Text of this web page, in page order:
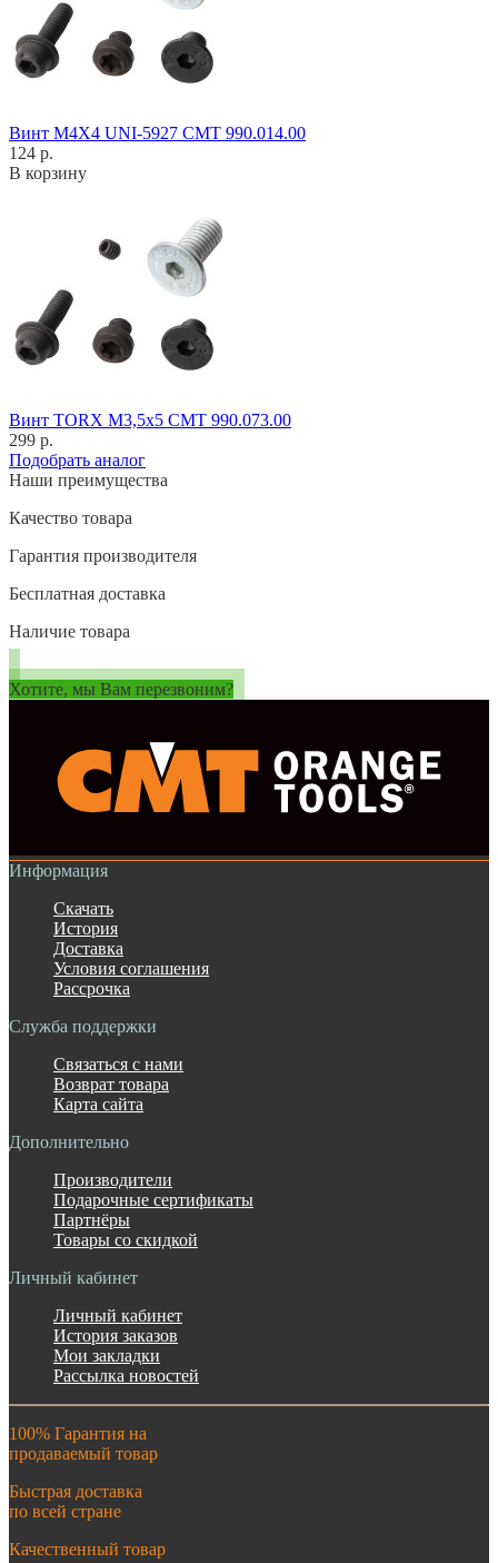
Винт M4X4 UNI-5927 CMT 990.014.00
124 р.
В корзину
Винт TORX M3,5x5 CMT 990.073.00
299 р.
Подобрать аналог
Наши преимущества
Качество товара
Гарантия производителя
Бесплатная доставка
Наличие товара
Хотите, мы Вам перезвоним?
Информация
Скачать
История
Доставка
Условия соглашения
Рассрочка
Служба поддержки
Связаться с нами
Возврат товара
Карта сайта
Дополнительно
Производители
Подарочные сертификаты
Партнёры
Товары со скидкой
Личный кабинет
Личный кабинет
История заказов
Мои закладки
Рассылка новостей
100% Гарантия на
продаваемый товар
Быстрая доставка
по всей стране
Качественный товар